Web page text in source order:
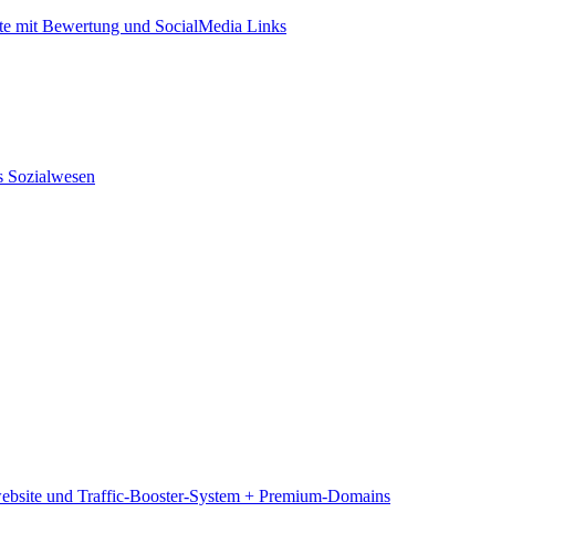
mit Bewertung und SocialMedia Links
Sozialwesen
und Traffic-Booster-System + Premium-Domains